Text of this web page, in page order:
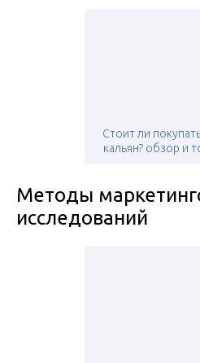
Стоит ли
кальян? обзор и
Методы
исследований